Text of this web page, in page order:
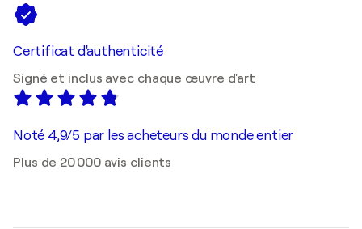
Certificat d'authenticité
Signé et inclus avec chaque œuvre d'art
Noté 4,9/5 par les acheteurs du monde entier
Plus de 20 000 avis clients